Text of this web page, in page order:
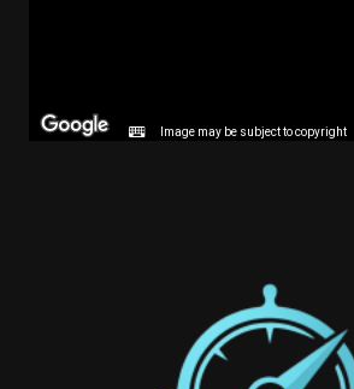
Image may be subject to copyright